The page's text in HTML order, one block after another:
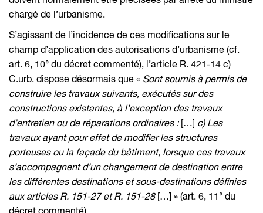
chargé de l’urbanisme.
S’agissant de l’incidence de ces modifications sur le
champ d’application des autorisations d’urbanisme (cf.
art. 6, 10° du décret commenté), l’article R. 421-14 c)
C.urb. dispose désormais que « Sont soumis à permis de
construire les travaux suivants, exécutés sur des
constructions existantes, à l’exception des travaux
d’entretien ou de réparations ordinaires :[…] c) Les
travaux ayant pour effet de modifier les structures
porteuses ou la façade du bâtiment, lorsque ces travaux
s’accompagnent d’un changement de destination entre
les différentes destinations et sous-destinations définies
aux articles R. 151-27 et R. 151-28[…] » (art. 6, 11° du